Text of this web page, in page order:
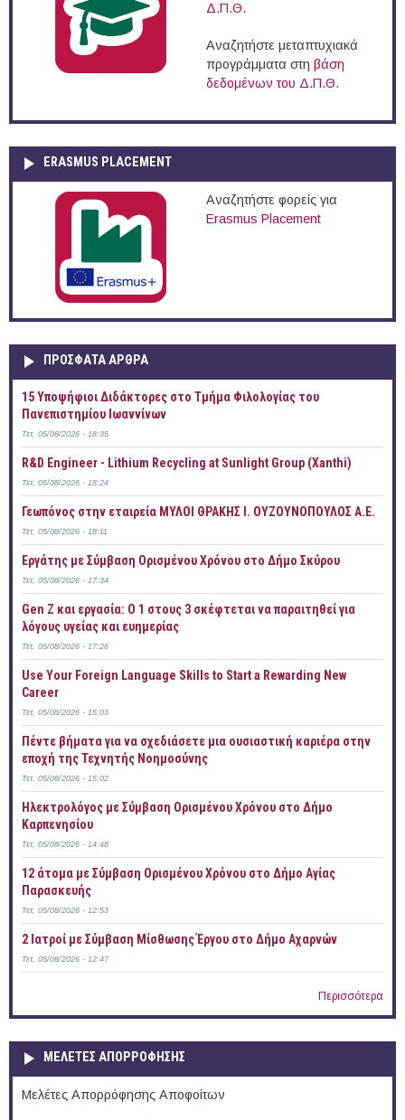
Δ.Π.Θ.
Αναζητήστε μεταπτυχιακά
προγράμματα στη βάση
δεδομένων του Δ.Π.Θ.
ERASMUS PLACEMENT
Αναζητήστε φορείς για
Erasmus Placement
ΠΡOΣΦΑΤΑ AΡΘΡΑ
15 Υποψήφιοι Διδάκτορες στο Τμήμα Φιλολογίας του
Πανεπιστημίου Ιωαννίνων
Τετ, 05/08/2026 - 18:35
R&D Engineer - Lithium Recycling at Sunlight Group (Xanthi)
Τετ, 05/08/2026 - 18:24
Γεωπόνος στην εταιρεία ΜΥΛΟΙ ΘΡΑΚΗΣ Ι. ΟΥΖΟΥΝΟΠΟΥΛΟΣ Α.Ε.
Τετ, 05/08/2026 - 18:11
Εργάτης με Σύμβαση Ορισμένου Χρόνου στο Δήμο Σκύρου
Τετ, 05/08/2026 - 17:34
Gen Z και εργασία: Ο 1 στους 3 σκέφτεται να παραιτηθεί για
λόγους υγείας και ευημερίας
Τετ, 05/08/2026 - 17:26
Use Your Foreign Language Skills to Start a Rewarding New
Career
Τετ, 05/08/2026 - 15:03
Πέντε βήματα για να σχεδιάσετε μια ουσιαστική καριέρα στην
εποχή της Τεχνητής Νοημοσύνης
Τετ, 05/08/2026 - 15:02
Ηλεκτρολόγος με Σύμβαση Ορισμένου Χρόνου στο Δήμο
Καρπενησίου
Τετ, 05/08/2026 - 14:48
12 άτομα με Σύμβαση Ορισμένου Χρόνου στο Δήμο Αγίας
Παρασκευής
Τετ, 05/08/2026 - 12:53
2 Ιατροί με Σύμβαση Μίσθωσης Έργου στο Δήμο Αχαρνών
Τετ, 05/08/2026 - 12:47
Περισσότερα
ΜΕΛΕΤΕΣ ΑΠΟΡΡΟΦΗΣΗΣ
Μελέτες Απορρόφησης Αποφοίτων